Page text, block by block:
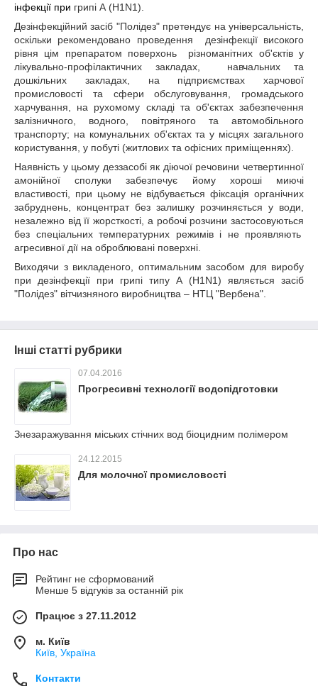
інфекції при грипі А (H1N1).
Дезінфекційний засіб "Полідез" претендує на універсальність,
оскільки рекомендовано проведення
дезінфекції високого
рівня цім препаратом поверхонь
різноманітних об'єктів у
лікувально-профілактичних закладах,
навчальних та
дошкільних закладах, на підприємствах харчової
промисловості та сфери обслуговування, громадського
харчування, на рухомому складі та об'єктах забезпечення
залізничного, водного, повітряного та автомобільного
транспорту; на комунальних об'єктах та у місцях загального
користування, у побуті (житлових та офісних приміщеннях).
Наявність у цьому деззасобі як діючої речовини четвертинної
амонійної сполуки забезпечує йому хороші миючі
властивості, при цьому не відбувається фіксація органічних
забруднень, концентрат без залишку розчиняється у води,
незалежно від її жорсткості, а робочі розчини застосовуються
без спеціальних температурних режимів і не проявляють
агресивної дії на оброблювані поверхні.
Виходячи з викладеного, оптимальним засобом для виробу
при дезінфекції при грипі типу А (H1N1) являється засіб
"Полідез" вітчизняного виробництва – НТЦ "Вербена".
Інші статті рубрики
07.04.2016
Прогресивні технології водопідготовки
Знезаражування міських стічних вод біоцидним полімером
24.12.2015
Для молочної промисловості
Про нас
Рейтинг не сформований
Менше 5 відгуків за останній рік
Працює з 27.11.2012
м. Київ
Київ, Україна
Контакти